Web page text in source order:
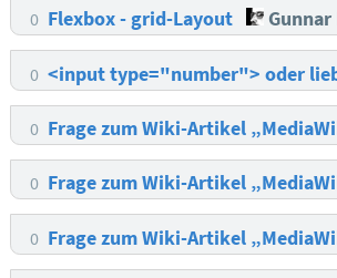
0 Flexbox - grid-Layout
0 <input type="number"> oder
0 Frage zum Wiki-Artikel
0 Frage zum Wiki-Artikel
0 Frage zum Wiki-Artikel